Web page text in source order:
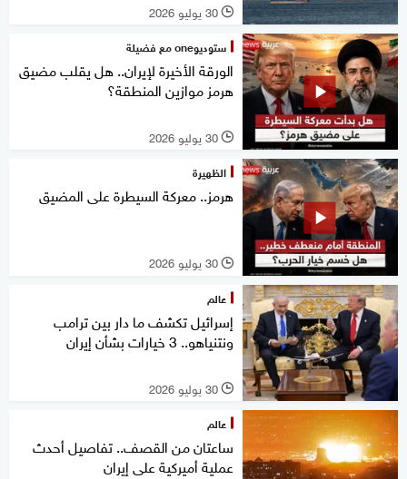
l 30 يوليو 2026
ستوديوone مع فضيلة
الورقة الأخيرة لإيران.. هل يقلب مضيق
هرمز موازين المنطقة؟
l 30 يوليو 2026
الظهيرة
هرمز.. معركة السيطرة على المضيق
l 30 يوليو 2026
عالم
إسرائيل تكشف ما دار بين ترامب
ونتنياهو.. 3 خيارات بشأن إيران
l 30 يوليو 2026
عالم
ساعتان من القصف.. تفاصيل أحدث
عملية أميركية على إيران